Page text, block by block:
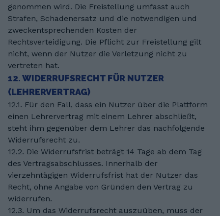
genommen wird. Die Freistellung umfasst auch
Strafen, Schadenersatz und die notwendigen und
zweckentsprechenden Kosten der
Rechtsverteidigung. Die Pflicht zur Freistellung gilt
nicht, wenn der Nutzer die Verletzung nicht zu
vertreten hat.
12. WIDERRUFSRECHT FÜR NUTZER
(LEHRERVERTRAG)
12.1. Für den Fall, dass ein Nutzer über die Plattform
einen Lehrervertrag mit einem Lehrer abschließt,
steht ihm gegenüber dem Lehrer das nachfolgende
Widerrufsrecht zu.
12.2. Die Widerrufsfrist beträgt 14 Tage ab dem Tag
des Vertragsabschlusses. Innerhalb der
vierzehntägigen Widerrufsfrist hat der Nutzer das
Recht, ohne Angabe von Gründen den Vertrag zu
widerrufen.
12.3. Um das Widerrufsrecht auszuüben, muss der